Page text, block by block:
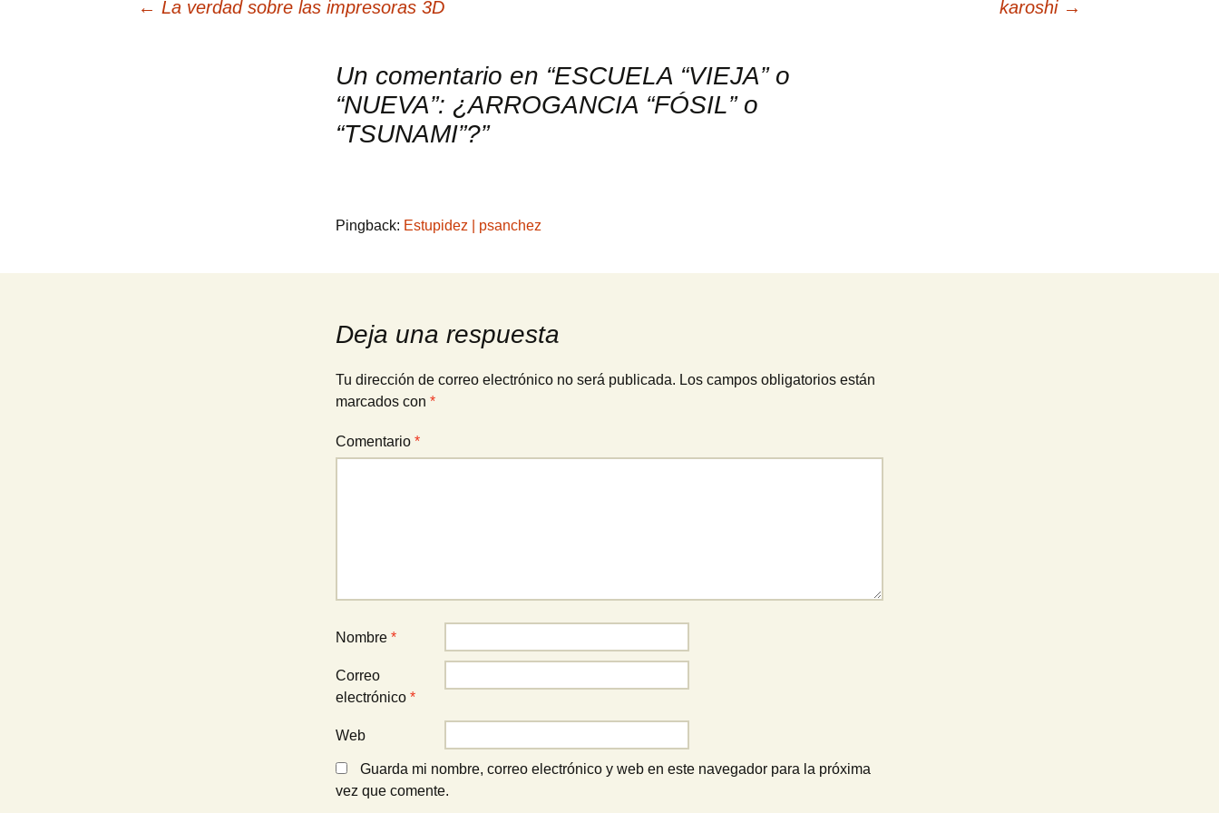
Navegación
← La verdad sobre las impresoras 3D karoshi →
Un comentario en “ESCUELA “VIEJA” o
“NUEVA”: ¿ARROGANCIA “FÓSIL” o
“TSUNAMI”?”
Pingback: Estupidez | psanchez
Deja una respuesta
Tu dirección de correo electrónico no será publicada. Los campos obligatorios están
marcados con *
Comentario *
Nombre *
Correo
electrónico *
Web
Guarda mi nombre, correo electrónico y web en este navegador para la próxima
vez que comente.